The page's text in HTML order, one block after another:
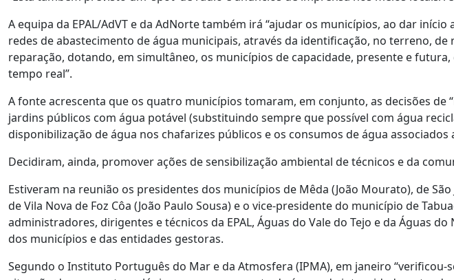
A equipa da EPAL/AdVT e da AdNorte também irá “ajudar os municípios, ao dar
redes de abastecimento de água municipais, através da identificação, no terreno,
reparação, dotando, em simultâneo, os municípios de capacidade, presente e
tempo real”.
A fonte acrescenta que os quatro municípios tomaram, em conjunto, as decisões de
jardins públicos com água potável (substituindo sempre que possível com água
disponibilização de água nos chafarizes públicos e os consumos de água
Decidiram, ainda, promover ações de sensibilização ambiental de técnicos e da
Estiveram na reunião os presidentes dos municípios de Mêda (João Mourato), de
de Vila Nova de Foz Côa (João Paulo Sousa) e o vice-presidente do município de
administradores, dirigentes e técnicos da EPAL, Águas do Vale do Tejo e da Águas
dos municípios e das entidades gestoras.
Segundo o Instituto Português do Mar e da Atmosfera (IPMA), em janeiro